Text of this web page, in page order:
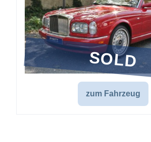
SOLD
zum Fahrzeug